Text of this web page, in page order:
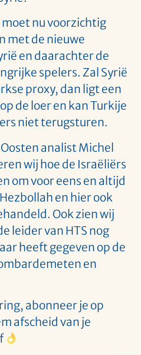
nu voorzichtig
met de nieuwe
en daarachter de
spelers. Zal Syrië
proxy, dan ligt een
de loer en kan Turkije
niet terugsturen.
analist Michel
wij hoe de Israëliërs
om voor eens en altijd
en hier ook
Ook zien wij
leider van HTS nog
heeft gegeven op de
en
abonneer je op
afscheid van je